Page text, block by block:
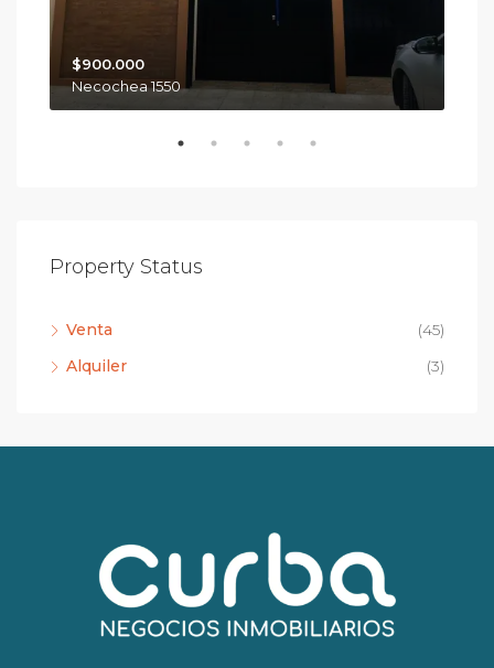
$900.000
Necochea 1550
Property Status
Venta
(45)
Alquiler
(3)